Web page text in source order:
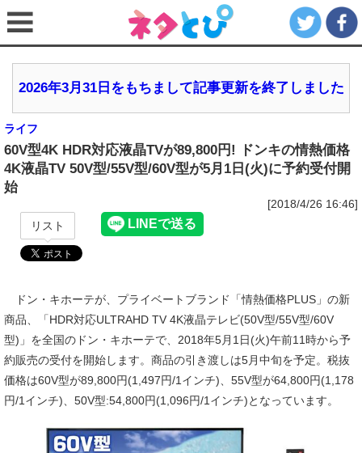
2026年3月31日をもちまして記事更新を終了しました
ライフ
60V型4K HDR対応液晶TVが89,800円! ドンキの情熱価格
4K液晶TV 50V型/55V型/60V型が5月1日(火)に予約受付開
始
[2018/4/26 16:46]
リスト
ドン・キホーテが、プライベートブランド「情熱価格PLUS」の新
商品、「HDR対応ULTRAHD TV 4K液晶テレビ(50V型/55V型/60V
型)」を全国のドン・キホーテで、2018年5月1日(火)午前11時から予
約販売の受付を開始します。商品の引き渡しは5月中旬を予定。税抜
価格は60V型が89,800円(1,497円/1インチ)、55V型が64,800円(1,178
円/1インチ)、50V型:54,800円(1,096円/1インチ)となっています。